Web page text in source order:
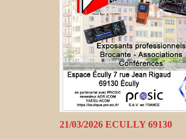
21/03/2026 ECULLY 69130